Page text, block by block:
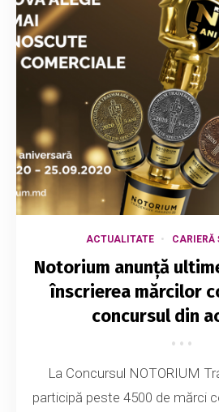
ACTUALITATE CARIERĂ
Notorium anunță
înscrierea mărcilor
concursul din
La Concursul NOTORIUM
participă peste 4500 de mărci